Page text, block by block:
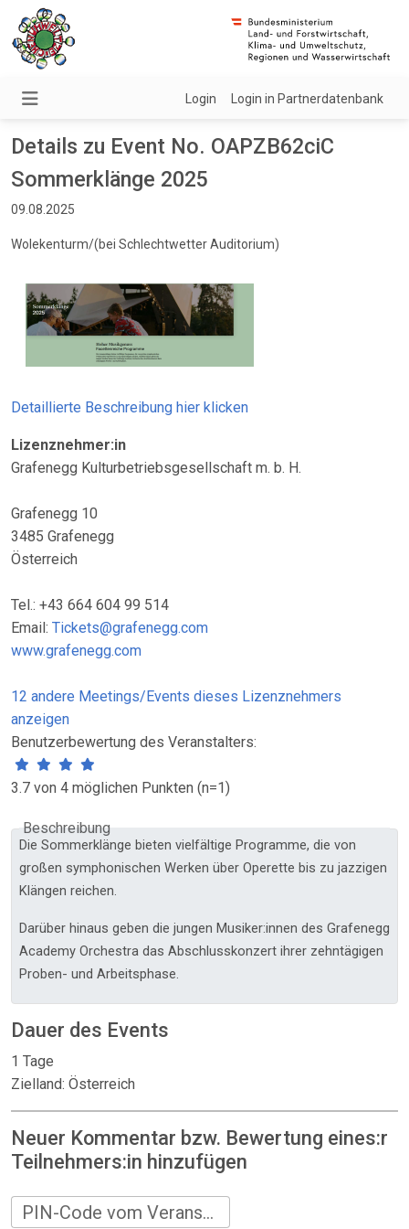
Login Login in Partnerdatenbank
Details zu Event No. OAPZB62ciC
Sommerklänge 2025
09.08.2025
Wolekenturm/(bei Schlechtwetter Auditorium)
Detaillierte Beschreibung hier klicken
Lizenznehmer:in
Grafenegg Kulturbetriebsgesellschaft m. b. H.
Grafenegg 10
3485 Grafenegg
Österreich
Tel.: +43 664 604 99 514
Email: Tickets@grafenegg.com
www.grafenegg.com
12 andere Meetings/Events dieses Lizenznehmers
anzeigen
Benutzerbewertung des Veranstalters:
3.7 von 4 möglichen Punkten (n=1)
Beschreibung
Die Sommerklänge bieten vielfältige Programme, die von
großen symphonischen Werken über Operette bis zu jazzigen
Klängen reichen.
Darüber hinaus geben die jungen Musiker:innen des Grafenegg
Academy Orchestra das Abschlusskonzert ihrer zehntägigen
Proben- und Arbeitsphase.
Dauer des Events
1 Tage
Zielland: Österreich
Neuer Kommentar bzw. Bewertung eines:r
Teilnehmers:in hinzufügen
PIN-Code vom Veranstalter